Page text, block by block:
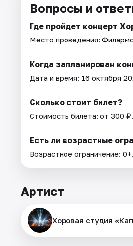
Вопросы и
Где пройдет концерт
Место проведения:
Когда запланирован
Дата и время: 16 октября
Сколько стоит билет?
Стоимость билета: от 300 ₽.
Есть ли возрастные
Возрастное ограничение: 0+.
Артист
Хоровая студия